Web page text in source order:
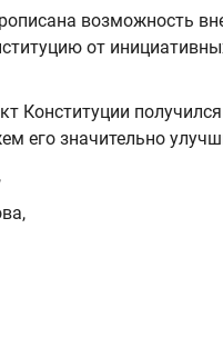
возможность
от
Конституции
его значительно